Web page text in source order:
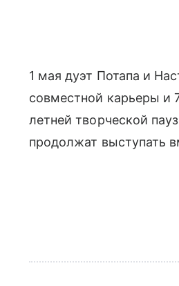
1 мая дуэт Потапа и
совместной карьеры и
летней творческой
продолжат выступать